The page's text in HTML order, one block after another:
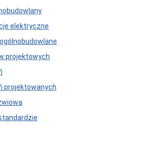
elektryczne
projektowych
projektowanych